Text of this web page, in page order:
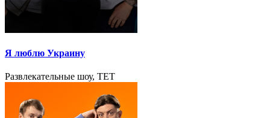
Я люблю Украину
Развлекательные шоу, TET